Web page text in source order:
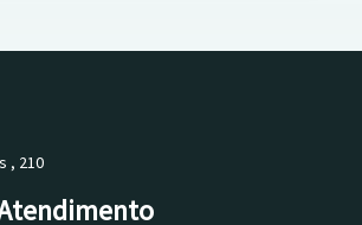
, 210